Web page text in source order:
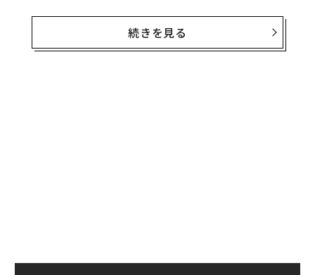
AIで再現したドレイクとケンドリック・ラマー、カニ
エ・ウェストの3人の声が人気アニメの主題歌『不可思
議のカルテ』を歌うTikTokの動画は、250万件以上のい
続きを見る